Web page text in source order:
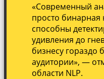
«Современный
просто
способны
удивления до
бизнесу гораздо
аудитории», —
области NLP.